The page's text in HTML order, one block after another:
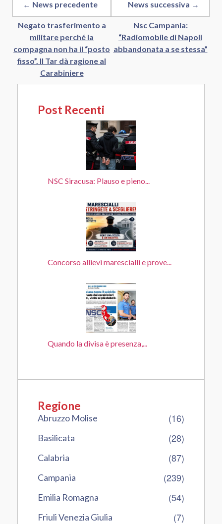
← News precedente
Negato trasferimento a
militare perché la
compagna non ha il “posto
fisso”. Il Tar dà ragione al
Carabiniere
News successiva →
Nsc Campania:
“Radiomobile di Napoli
abbandonata a se stessa”
Post Recenti
NSC Siracusa: Plauso e pieno...
Concorso allievi marescialli e prove...
Quando la divisa è presenza,...
Regione
Abruzzo Molise (16)
Basilicata (28)
Calabria (87)
Campania (239)
Emilia Romagna (54)
Friuli Venezia Giulia (7)